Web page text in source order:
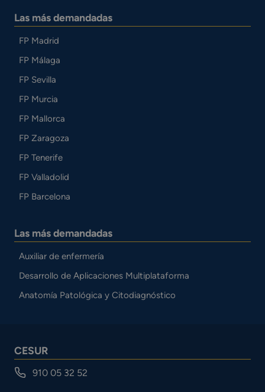
Las más demandadas
FP Madrid
FP Málaga
FP Sevilla
FP Murcia
FP Mallorca
FP Zaragoza
FP Tenerife
FP Valladolid
FP Barcelona
Las más demandadas
Auxiliar de enfermería
Desarrollo de Aplicaciones Multiplataforma
Anatomía Patológica y Citodiagnóstico
CESUR
910 05 32 52